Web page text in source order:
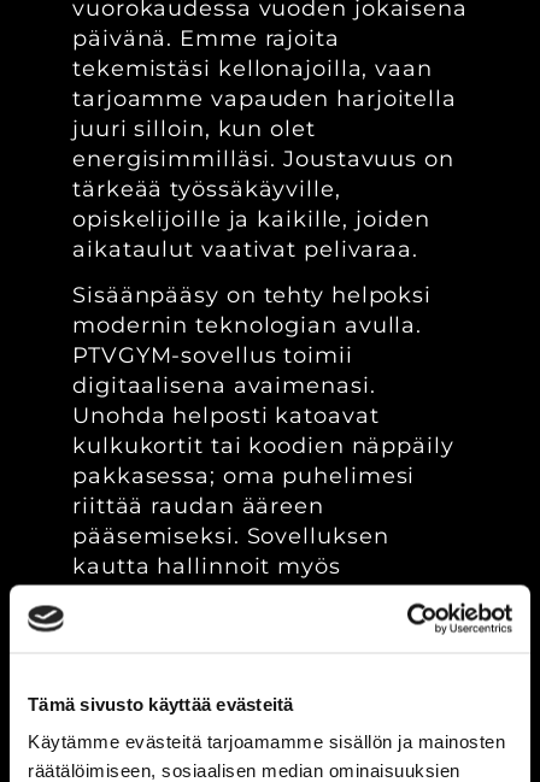
Tämä sivusto käyttää evästeitä
Käytämme evästeitä tarjoamamme sisällön ja mainosten
räätälöimiseen, sosiaalisen median ominaisuuksien
vuorokaudessa vuoden jokaisena
päivänä. Emme rajoita
tekemistäsi kellonajoilla, vaan
tarjoamme vapauden harjoitella
juuri silloin, kun olet
energisimmilläsi. Joustavuus on
tärkeää työssäkäyville,
opiskelijoille ja kaikille, joiden
aikataulut vaativat pelivaraa.
Sisäänpääsy on tehty helpoksi
modernin teknologian avulla.
PTVGYM-sovellus toimii
digitaalisena avaimenasi.
Unohda helposti katoavat
kulkukortit tai koodien näppäily
pakkasessa; oma puhelimesi
riittää raudan ääreen
pääsemiseksi. Sovelluksen
kautta hallinnoit myös
jäsenyyttäsi vaivattomasti. Voit
puhelimestasi.